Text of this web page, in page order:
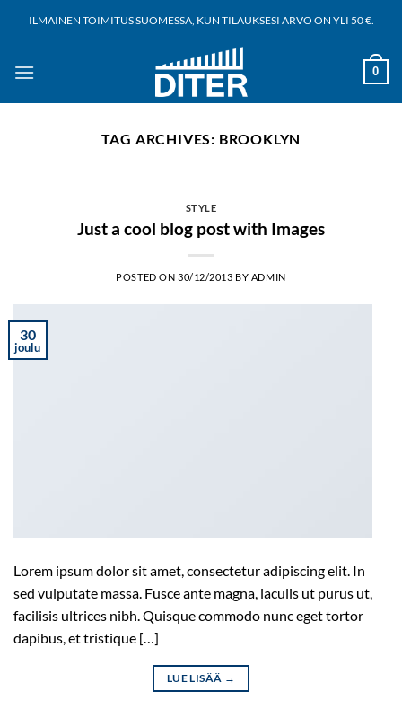
ILMAINEN TOIMITUS SUOMESSA, KUN TILAUKSESI ARVO ON YLI 50 €.
0
TAG ARCHIVES: BROOKLYN
STYLE
Just a cool blog post with Images
POSTED ON 30/12/2013 BY ADMIN
30
joulu
Lorem ipsum dolor sit amet, consectetur adipiscing elit. In
sed vulputate massa. Fusce ante magna, iaculis ut purus ut,
facilisis ultrices nibh. Quisque commodo nunc eget tortor
dapibus, et tristique […]
LUE LISÄÄ →